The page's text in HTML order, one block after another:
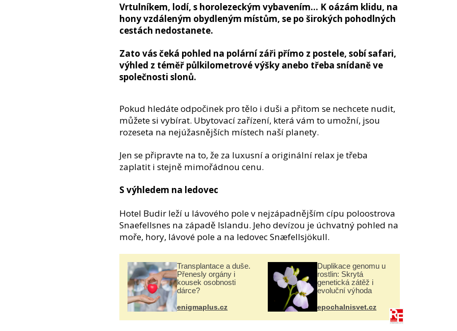
Vrtulníkem, lodí, s horolezeckým vybavením… K oázám klidu, na
hony vzdáleným obydleným místům, se po širokých pohodlných
cestách nedostanete.
Zato vás čeká pohled na polární záři přímo z postele, sobí safari,
výhled z téměř půlkilometrové výšky anebo třeba snídaně ve
společnosti slonů.
Pokud hledáte odpočinek pro tělo i duši a přitom se nechcete nudit,
můžete si vybírat. Ubytovací zařízení, která vám to umožní, jsou
rozeseta na nejúžasnějších místech naší planety.
Jen se připravte na to, že za luxusní a originální relax je třeba
zaplatit i stejně mimořádnou cenu.
S výhledem na ledovec
Hotel Budir leží u lávového pole v nejzápadnějším cípu poloostrova
Snaefellsnes na západě Islandu. Jeho devízou je úchvatný pohled na
moře, hory, lávové pole a na ledovec Snæfellsjökull.
Transplantace a duše.
Přenesly orgány i
kousek osobnosti
dárce?
enigmaplus.cz
Duplikace genomu u
rostlin: Skrytá
genetická zátěž i
evoluční výhoda
epochalnisvet.cz